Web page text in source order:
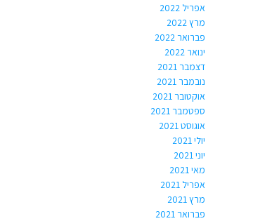
אפריל 2022
מרץ 2022
פברואר 2022
ינואר 2022
דצמבר 2021
נובמבר 2021
אוקטובר 2021
ספטמבר 2021
אוגוסט 2021
יולי 2021
יוני 2021
מאי 2021
אפריל 2021
מרץ 2021
פברואר 2021